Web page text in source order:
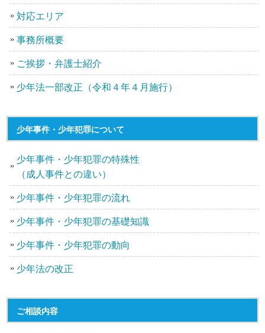
対応エリア
事務所概要
ご挨拶・弁護士紹介
少年法一部改正（令和４年４月施行）
少年事件・少年犯罪について
少年事件・少年犯罪の特殊性
（成人事件との違い）
少年事件・少年犯罪の流れ
少年事件・少年犯罪の基礎知識
少年事件・少年犯罪の動向
少年法の改正
ご相談内容